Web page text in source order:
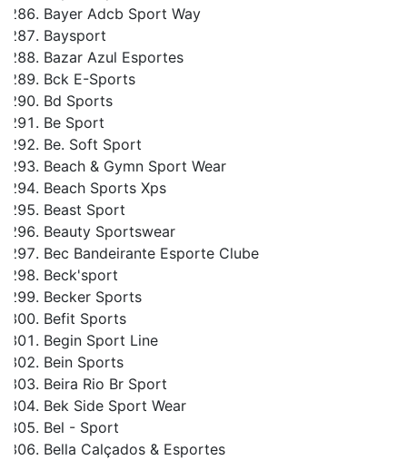
Bayer Adcb Sport Way
Baysport
Bazar Azul Esportes
Bck E-Sports
Bd Sports
Be Sport
Be. Soft Sport
Beach & Gymn Sport Wear
Beach Sports Xps
Beast Sport
Beauty Sportswear
Bec Bandeirante Esporte Clube
Beck'sport
Becker Sports
Befit Sports
Begin Sport Line
Bein Sports
Beira Rio Br Sport
Bek Side Sport Wear
Bel - Sport
Bella Calçados & Esportes